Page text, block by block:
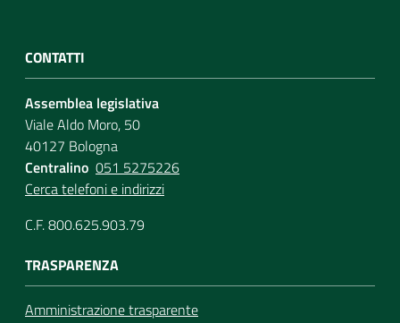
CONTATTI
Assemblea legislativa
Viale Aldo Moro, 50
40127 Bologna
Centralino 051 5275226
Cerca telefoni e indirizzi
C.F. 800.625.903.79
TRASPARENZA
Amministrazione trasparente